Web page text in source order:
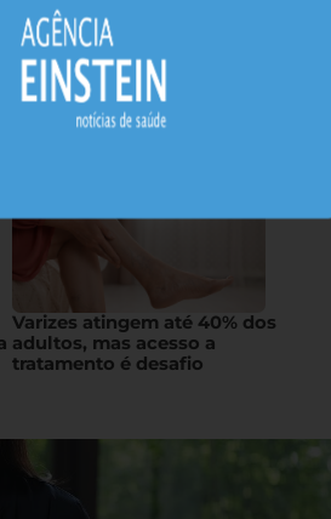
nativos concentram substâncias
Varizes atingem até 40% dos
adultos, mas acesso a
tratamento é desafio